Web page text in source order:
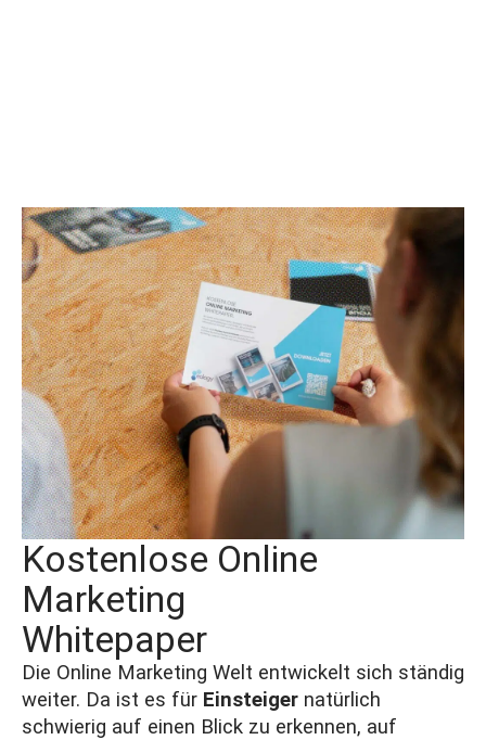
Kostenlose Online
Marketing
Whitepaper
Die Online Marketing Welt entwickelt sich ständig
weiter. Da ist es für Einsteiger natürlich
schwierig auf einen Blick zu erkennen, auf